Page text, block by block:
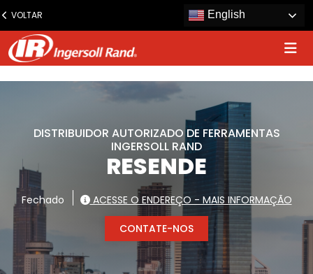
www.ingersollrand.com
Jump
content
VOLTAR English
DISTRIBUIDOR AUTORIZADO DE FERRAMENTAS
INGERSOLL RAND
RESENDE
Fechado ACESSE O ENDEREÇO - MAIS INFORMAÇÃO
CONTATE-NOS